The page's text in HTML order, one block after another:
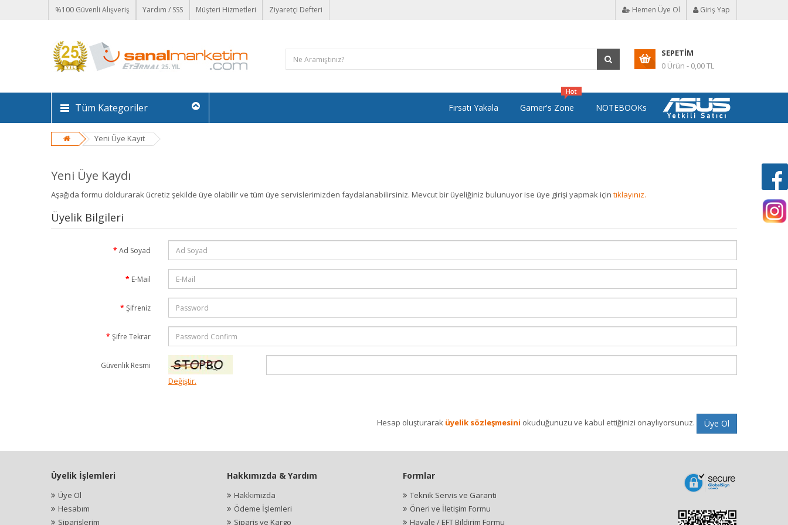
%100 Güvenli Alışveriş Yardım / SSS Müşteri Hizmetleri Ziyaretçi Defteri Hemen Üye Ol Giriş Yap
SEPETIM
0 Ürün - 0,00 TL
Tüm Kategoriler Fırsatı Yakala Gamer's Zone NOTEBOOKs
Yeni Üye Kayıt
Yeni Üye Kaydı
Aşağıda formu doldurarak ücretiz şekilde üye olabilir ve tüm üye servislerimizden faydalanabilirsiniz. Mevcut bir üyeliğiniz bulunuyor ise üye girişi yapmak için tıklayınız.
Üyelik Bilgileri
Ad Soyad
E-Mail
Şifreniz
Şifre Tekrar
Güvenlik Resmi
Değiştir.
Hesap oluşturarak üyelik sözleşmesini okuduğunuzu ve kabul ettiğinizi onaylıyorsunuz.
Üyelik İşlemleri
Üye Ol
Hesabım
Siparişlerim
Hakkımızda & Yardım
Hakkımızda
Ödeme İşlemleri
Sipariş ve Kargo
Formlar
Teknik Servis ve Garanti
Öneri ve İletişim Formu
Havale / EFT Bildirim Formu